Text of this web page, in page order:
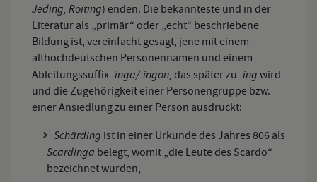
Jeding, Roiting) enden. Die bekannteste und in der
Literatur als „primär“ oder „echt“ beschriebene
Bildung ist, vereinfacht gesagt, jene mit einem
althochdeutschen Personennamen und einem
Ableitungssuffix-inga/-ingon, das später zu -ing wird
und die Zugehörigkeit einer Personengruppe bzw.
einer Ansiedlung zu einer Person ausdrückt:
Schärding ist in einer Urkunde des Jahres 806 als
Scardinga belegt, womit „die Leute des Scardo“
bezeichnet wurden,